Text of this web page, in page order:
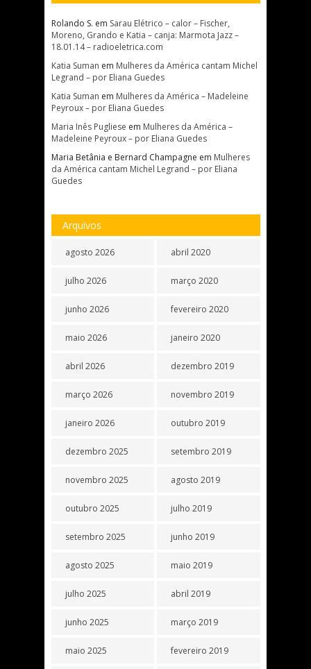
Rolando S. em Sarau Elétrico – calor – Fischer,
Moreno, Grando e Katia – canja: Marmota Jazz –
18.01.14 – radioeletrica.com
Katia Suman em Mulheres da América cantam Michel
Legrand – por Eliana Guedes
Katia Suman em Mulheres da América – Madeleine
Peyroux – por Eliana Guedes
Maria Inês Pugliese em Mulheres da América –
Madeleine Peyroux – por Eliana Guedes
Maria Betânia e Bernard Champagne em Mulheres
da América cantam Michel Legrand – por Eliana
Guedes
Arquivos
agosto 2026
julho 2026
junho 2026
maio 2026
abril 2026
março 2026
janeiro 2026
dezembro 2025
novembro 2025
outubro 2025
setembro 2025
agosto 2025
julho 2025
junho 2025
maio 2025
abril 2020
março 2020
fevereiro 2020
janeiro 2020
dezembro 2019
novembro 2019
outubro 2019
setembro 2019
agosto 2019
julho 2019
junho 2019
maio 2019
abril 2019
março 2019
fevereiro 2019